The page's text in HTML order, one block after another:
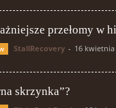
przełomy w
StallRecovery - 16 kwietnia
skrzynka”?